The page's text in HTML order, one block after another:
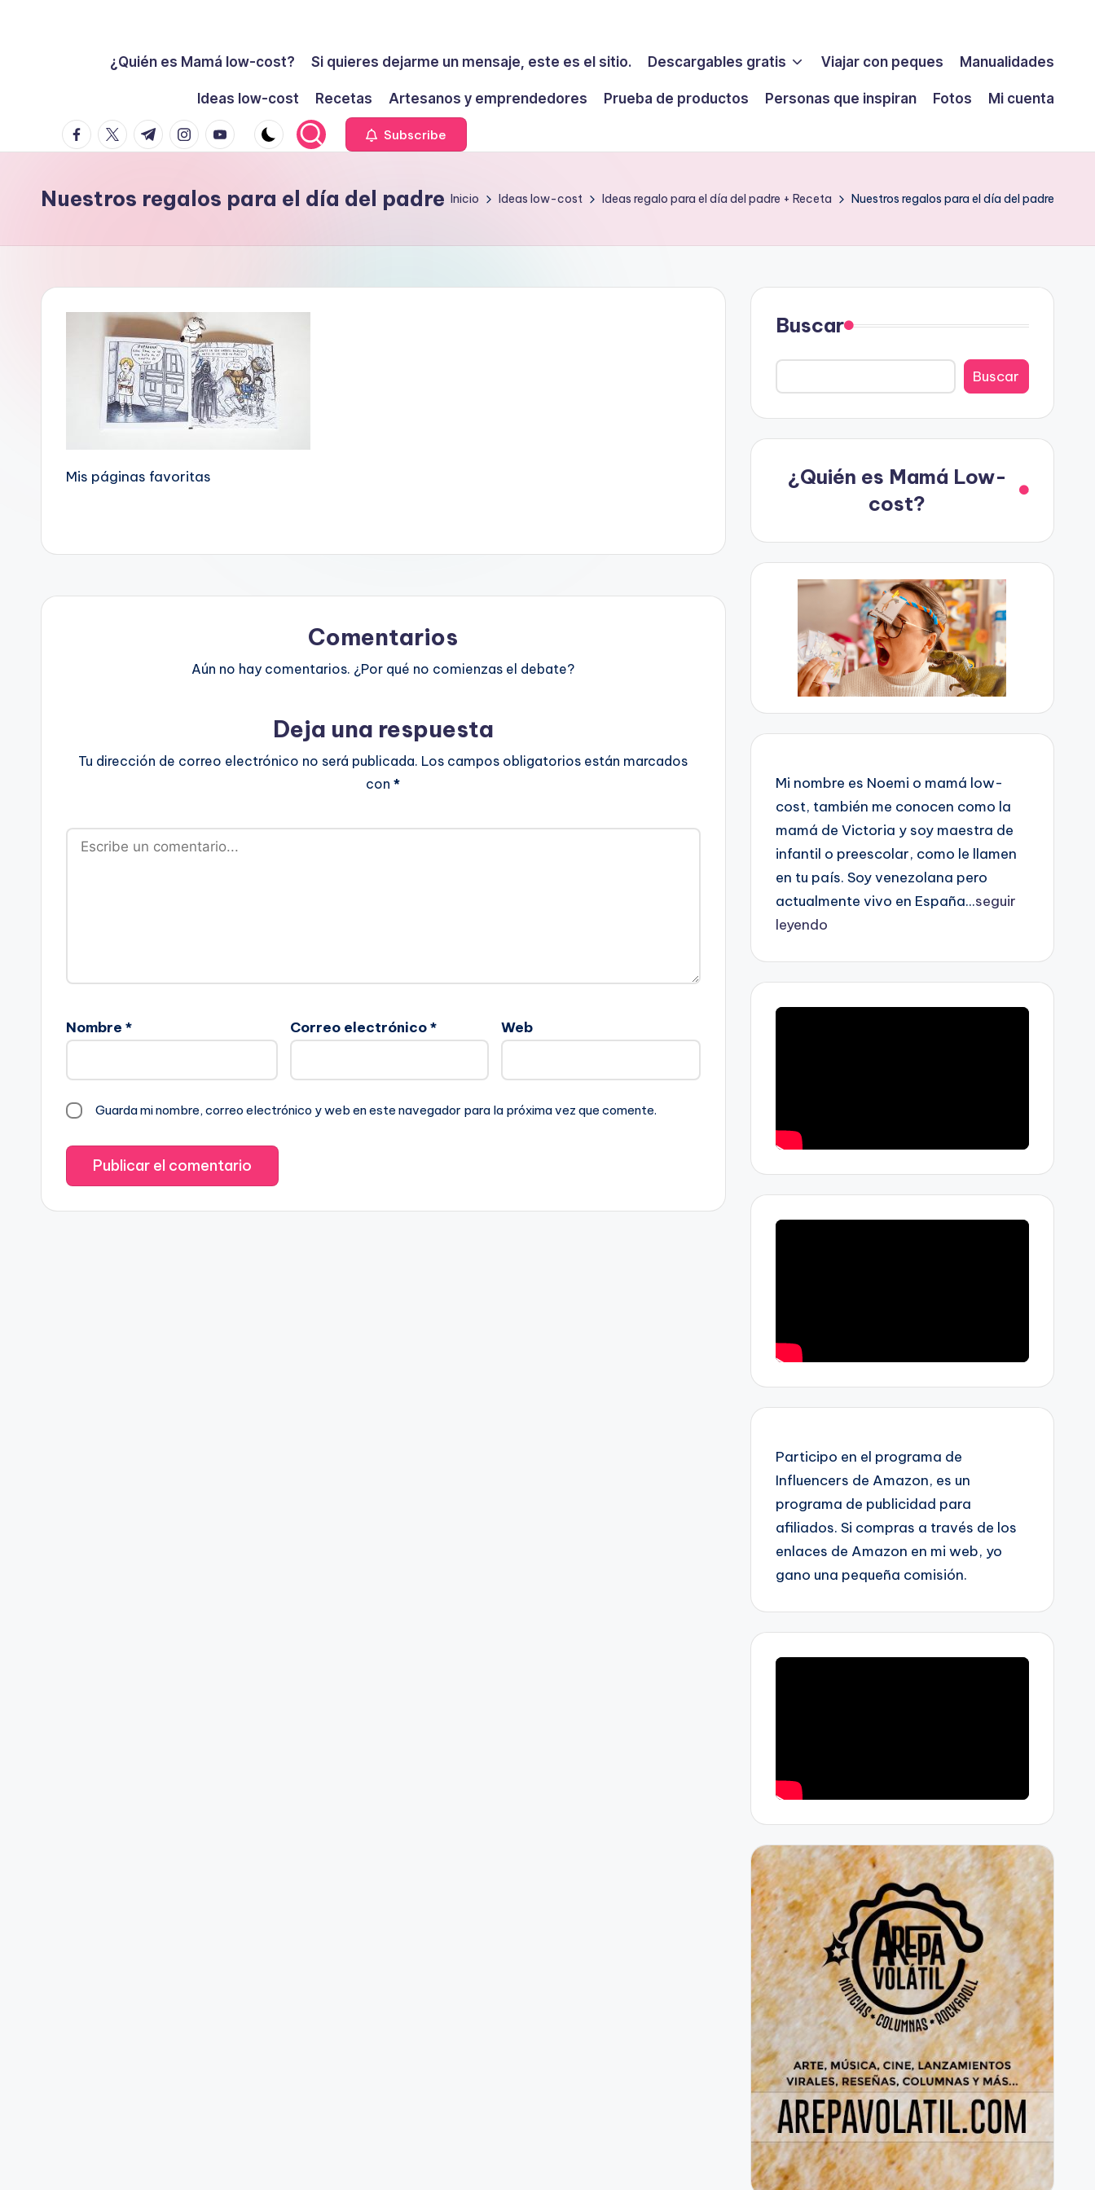
no
en
intento
¿Quién es Mamá low-cost? Si quieres dejarme un mensaje, este es el sitio. Descargables gratis Viajar con peques Manualidades
Ideas low-cost Recetas Artesanos y emprendedores Prueba de productos Personas que inspiran Fotos
Mi cuenta
facebook.com
twitter.com
t.me instagram.com
youtube.com Subscribe
Nuestros regalos para el día del padre Inicio Ideas low-cost Ideas regalo para el día del padre + Receta Nuestros regalos para el día del padre
Mis páginas favoritas
Comentarios
Aún no hay comentarios. ¿Por qué no comienzas el debate?
Deja una respuesta
Tu dirección de correo electrónico no será publicada. Los campos obligatorios están marcados
con*
Nombre * Correo electrónico* Web
Guarda mi nombre, correo electrónico y web en este navegador para la próxima vez que comente.
Buscar
Buscar
¿Quién es Mamá Low-
cost?
Mi nombre es Noemi o mamá low-
cost, también me conocen como la
mamá de Victoria y soy maestra de
infantil o preescolar, como le llamen
en tu país. Soy venezolana pero
actualmente vivo en España...seguir
leyendo
Participo en el programa de
Influencers de Amazon, es un
programa de publicidad para
afiliados. Si compras a través de los
enlaces de Amazon en mi web, yo
gano una pequeña comisión.